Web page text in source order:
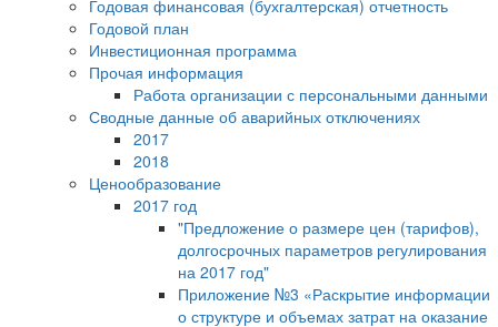
Годовая финансовая (бухгалтерская) отчетность
Годовой план
Инвестиционная программа
Прочая информация
Работа организации с персональными данными
Сводные данные об аварийных отключениях
2017
2018
Ценообразование
2017 год
"Предложение о размере цен (тарифов),
долгосрочных параметров регулирования
на 2017 год"
Приложение №3 «Раскрытие информации
о структуре и объемах затрат на оказание